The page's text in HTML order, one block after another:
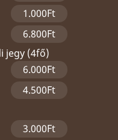
1.000Ft
6.800Ft
jegy (4fő)
6.000Ft
4.500Ft
3.000Ft